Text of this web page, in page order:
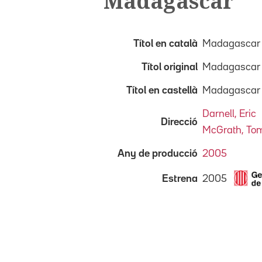
Títol en català Madagascar
Títol original Madagascar
Títol en castellà Madagascar
Direcció
Darnell, Eric
McGrath,
Any de producció 2005
Estrena 2005